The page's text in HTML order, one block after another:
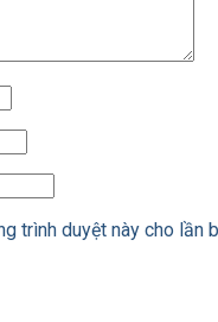
trình duyệt này cho lần